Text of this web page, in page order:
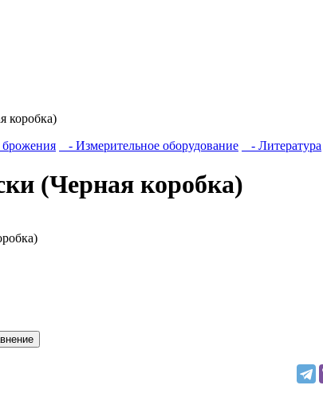
коробка)
- Измерительное оборудование - Литература
(Черная коробка)